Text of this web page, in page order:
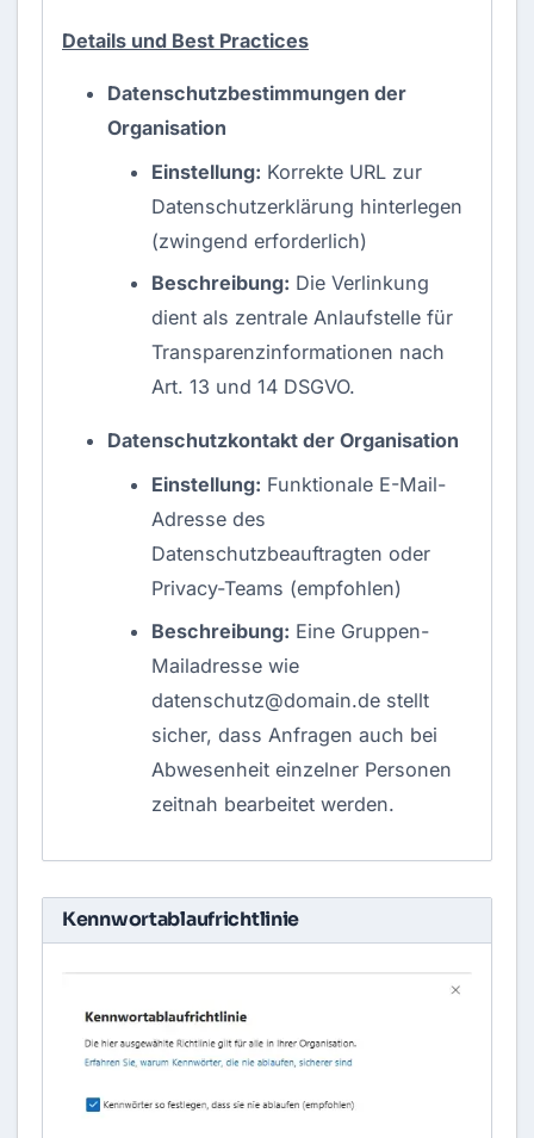
Details und Best Practices
Datenschutzbestimmungen der
Organisation
Einstellung: Korrekte URL zur
Datenschutzerklärung hinterlegen
(zwingend erforderlich)
Beschreibung: Die Verlinkung
dient als zentrale Anlaufstelle für
Transparenzinformationen nach
Art. 13 und 14 DSGVO.
Datenschutzkontakt der Organisation
Einstellung: Funktionale E-Mail-
Adresse des
Datenschutzbeauftragten oder
Privacy-Teams (empfohlen)
Beschreibung: Eine Gruppen-
Mailadresse wie
datenschutz@domain.de stellt
sicher, dass Anfragen auch bei
Abwesenheit einzelner Personen
zeitnah bearbeitet werden.
Kennwortablaufrichtlinie